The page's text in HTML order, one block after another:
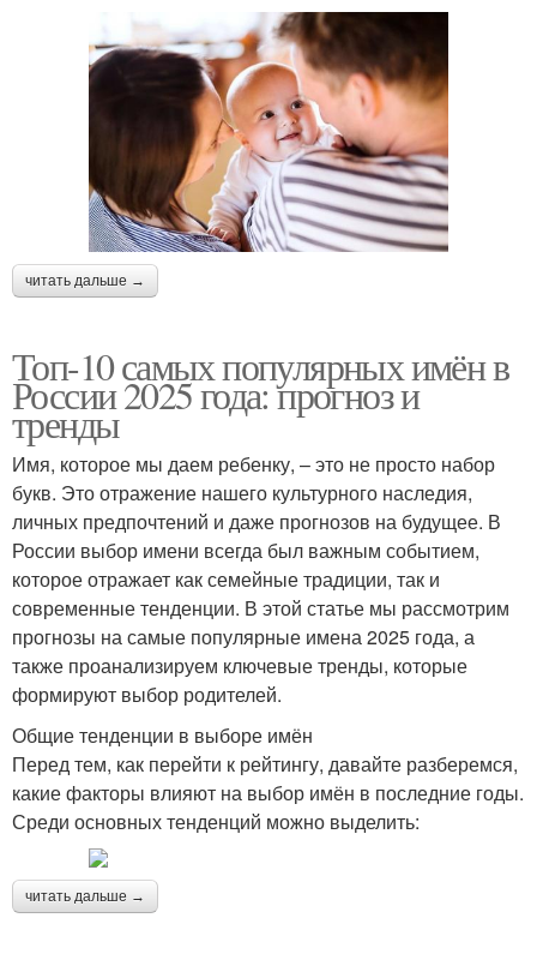
читать дальше →
Топ-10 самых популярных имён в
России 2025 года: прогноз и
тренды
Имя, которое мы даем ребенку, – это не просто набор
букв. Это отражение нашего культурного наследия,
личных предпочтений и даже прогнозов на будущее. В
России выбор имени всегда был важным событием,
которое отражает как семейные традиции, так и
современные тенденции. В этой статье мы рассмотрим
прогнозы на самые популярные имена 2025 года, а
также проанализируем ключевые тренды, которые
формируют выбор родителей.
Общие тенденции в выборе имён
Перед тем, как перейти к рейтингу, давайте разберемся,
какие факторы влияют на выбор имён в последние годы.
Среди основных тенденций можно выделить:
читать дальше →